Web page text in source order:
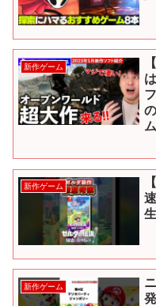
新作ゲーム
新作ゲーム
新作ゲーム